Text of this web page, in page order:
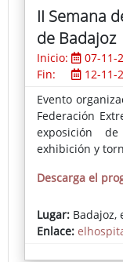
II Semana
de Badajoz
Inicio:
07-11-
Fin:
12-11-
Evento
Federación
exposición
exhibición y
Descarga el
Lugar: Badajoz,
Enlace: